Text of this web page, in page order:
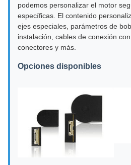
podemos personalizar el motor
específicas. El contenido
ejes especiales, parámetros de
instalación, cables de conexión
conectores y más.
Opciones disponibles